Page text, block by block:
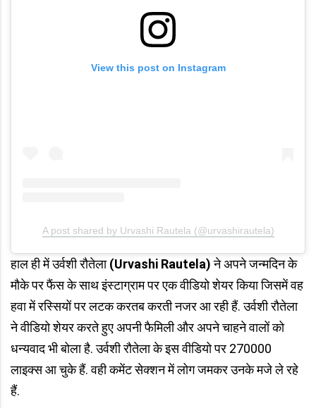
View this post on Instagram
A post shared by Urvashi Rautela (@urvashirautela)
हाल ही में उर्वशी रौतेला(Urvashi Rautela)ने अपने जन्मदिन के
मौके पर फैंस के साथ इंस्टाग्राम पर एक वीडियो शेयर किया जिसमें वह
हवा में रस्सियों पर लटक करतब करती नजर आ रही हैं. उर्वशी रौतेला
ने वीडियो शेयर करते हुए अपनी फैमिली और अपने चाहने वालों को
धन्यवाद भी बोला है. उर्वशी रौतेला के इस वीडियो पर 270000
लाइक्स आ चुके हैं. वही कमेंट सेक्शन में लोग जमकर उनके मजे ले रहे
हैं.